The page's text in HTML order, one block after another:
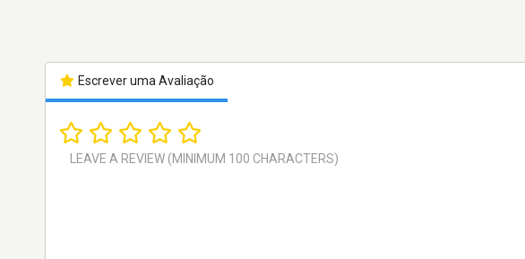
Escrever uma Avaliação